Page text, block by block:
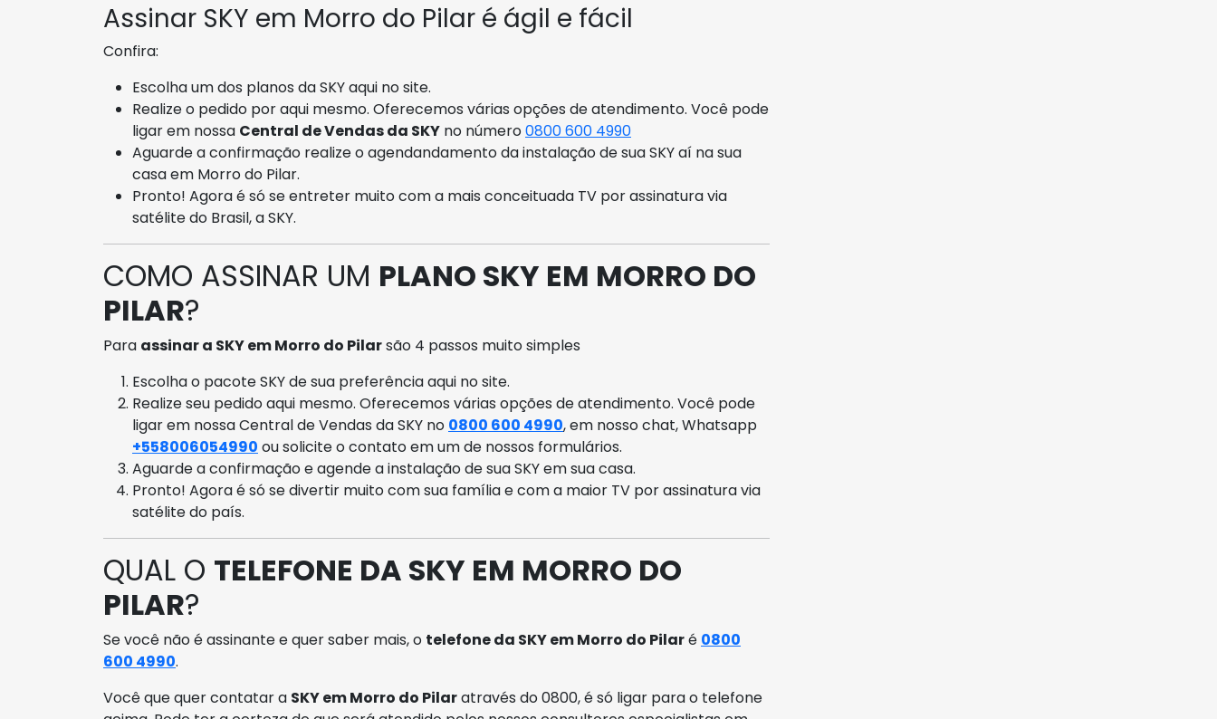
Assinar SKY em Morro do Pilar é ágil e fácil
Confira:
Escolha um dos planos da SKY aqui no site.
Realize o pedido por aqui mesmo. Oferecemos várias opções de atendimento. Você pode
ligar em nossa Central de Vendas da SKY no número0800 600 4990
Aguarde a confirmação realize o agendandamento da instalação de sua SKY aí na sua
casa em Morro do Pilar.
Pronto! Agora é só se entreter muito com a mais conceituada TV por assinatura via
satélite do Brasil, a SKY.
COMO ASSINAR UM PLANO SKY EM MORRO DO
PILAR?
Para assinar a SKY em Morro do Pilarsão 4 passos muito simples
Escolha o pacote SKY de sua preferência aqui no site.
Realize seu pedido aqui mesmo. Oferecemos várias opções de atendimento. Você pode
ligar em nossa Central de Vendas da SKY no 0800 600 4990, em nosso chat, Whatsapp
+558006054990 ou solicite o contato em um de nossos formulários.
Aguarde a confirmação e agende a instalação de sua SKY em sua casa.
Pronto! Agora é só se divertir muito com sua família e com a maior TV por assinatura via
satélite do país.
QUAL O TELEFONE DA SKY EM MORRO DO
PILAR?
Se você não é assinante e quer saber mais, o telefone da SKY em Morro do Pilaré 0800
600 4990.
Você que quer contatar a SKY em Morro do Pilaratravés do 0800, é só ligar para o telefone